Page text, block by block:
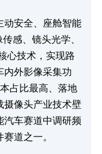
动安全、座舱智能
感、镜头光学、
心技术，实现路
内外影像采集功
占比最高、落地
摄像头产业技术壁
汽车赛道中调研频
道之一。